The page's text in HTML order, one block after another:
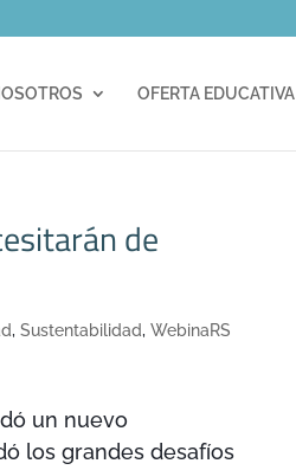
OFERTA EDUCATIVA
de
,Sustentabilidad,WebinaRS
un nuevo
los grandes desafíos